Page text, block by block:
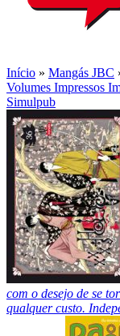
Início » Mangás JBC
Volumes Impressos
Simulpub
com o desejo de se
qualquer custo.